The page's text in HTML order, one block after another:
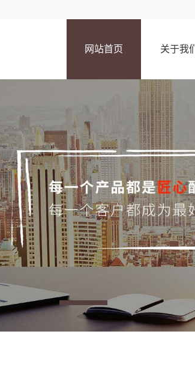
网站首页 关于我们